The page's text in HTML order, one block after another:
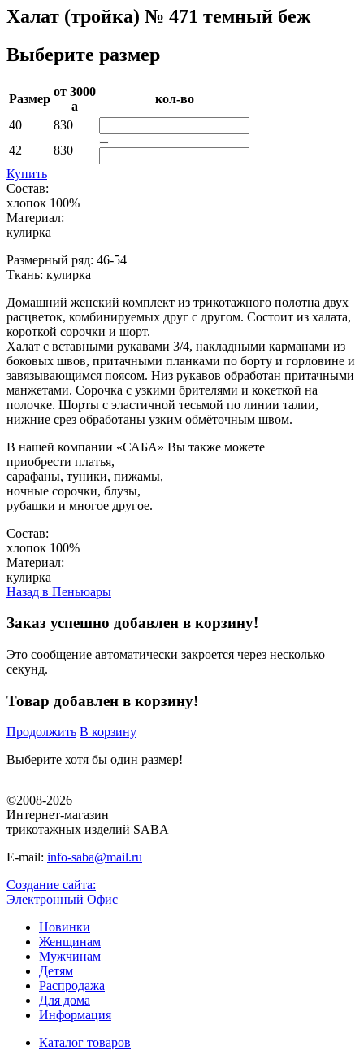
Халат (тройка) № 471 темный беж
Выберите размер
Раз­мер
от 3000­
a
кол-во
40
830
42
830
Купить
Состав:
хлопок 100%
Материал:
кулирка
Размерный ряд: 46-54
Ткань: кулирка
Домашний женский комплект из трикотажного полотна двух
расцветок, комбинируемых друг с другом. Состоит из халата,
короткой сорочки и шорт.
Халат с вставными рукавами 3/4, накладными карманами из
боковых швов, притачными планками по борту и горловине и
завязывающимся поясом. Низ рукавов обработан притачными
манжетами. Сорочка с узкими брителями и кокеткой на
полочке. Шорты с эластичной тесьмой по линии талии,
нижние срез обработаны узким обмёточным швом.
В нашей компании «САБА» Вы также можете
приобрести платья,
сарафаны, туники, пижамы,
ночные сорочки, блузы,
рубашки и многое другое.
Состав:
хлопок 100%
Материал:
кулирка
Назад в Пеньюары
Заказ успешно добавлен в корзину!
Это сообщение автоматически закроется через несколько
секунд.
Товар добавлен в корзину!
Продолжить В корзину
Выберите хотя бы один размер!
©2008-2026
Интернет-магазин
трикотажных изделий SABA
E-mail: info-saba@mail.ru
Создание сайта:
Электронный Офис
Новинки
Женщинам
Мужчинам
Детям
Распродажа
Для дома
Информация
Каталог товаров